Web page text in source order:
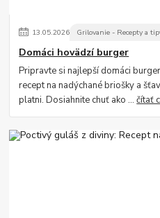
13.05.2026 Grilovanie - Recepty a
Domáci hovädzí burger
Pripravte si najlepší domáci
recept na nadýchané briošky a
platni. Dosiahnite chuť ako ...čítať